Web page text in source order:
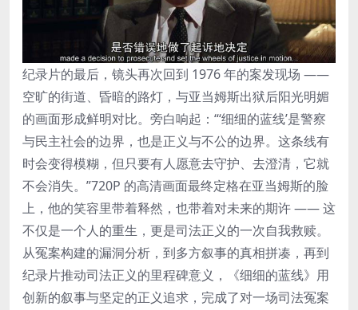
纪录片的最后，镜头再次回到 1976 年的案发现场 ——
空旷的街道、昏暗的路灯，与亚当姆斯出狱后阳光明媚
的画面形成鲜明对比。旁白响起：“‘细细的蓝线’是警察
与民主社会的边界，也是正义与不公的边界。这条线有
时会变得模糊，但只要有人愿意去守护、去澄清，它就
不会消失。”720P 的高清画面最终定格在亚当姆斯的脸
上，他的笑容里带着释然，也带着对未来的期许 —— 这
不仅是一个人的重生，更是司法正义的一次自我救赎。
从冤案构建的漏洞分析，到多方叙事的真相拼凑，再到
纪录片推动司法正义的里程碑意义，《细细的蓝线》用
创新的叙事与坚定的正义追求，完成了对一场司法冤案